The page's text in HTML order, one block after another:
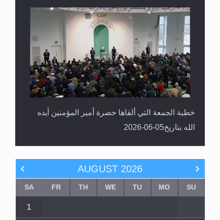
خطبة الجمعة التي ألقاها حضرة أمير المؤمنين أيده
الله بتاريخ05-06-2026
AUGUST 2026
SU
MO
TU
WE
TH
FR
SA
1